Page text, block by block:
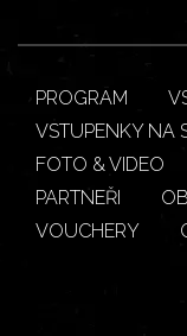
PROGRAM
VSTUPENKY NA
FOTO & VIDEO
PARTNEŘI
VOUCHERY